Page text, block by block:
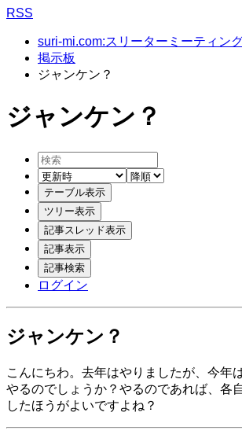
RSS
suri-mi.com:スリーターミーティン
掲示板
ジャンケン？
ジャンケン？
ログイン
ジャンケン？
こんにちわ。去年はやりましたが、今年
やるのでしょうか？やるのであれば、各
したほうがよいですよね？